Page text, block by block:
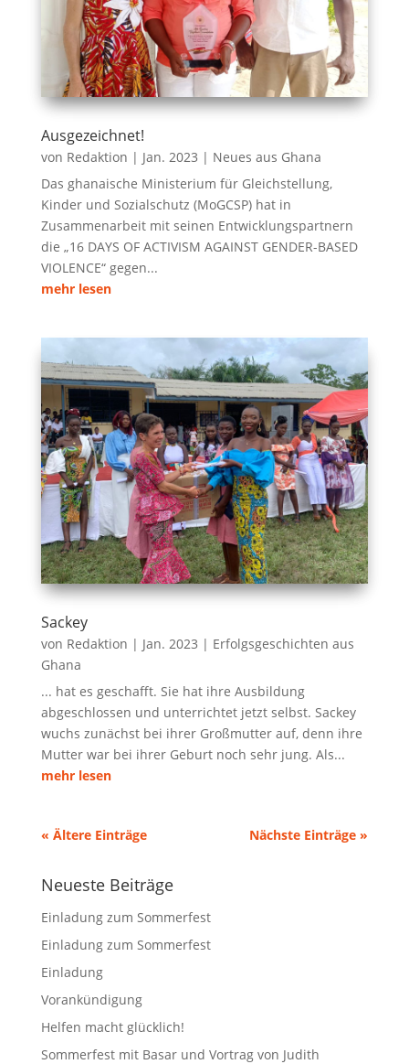
Ausgezeichnet!
von Redaktion | Jan. 2023 | Neues aus Ghana
Das ghanaische Ministerium für Gleichstellung,
Kinder und Sozialschutz (MoGCSP) hat in
Zusammenarbeit mit seinen Entwicklungspartnern
die „16 DAYS OF ACTIVISM AGAINST GENDER-BASED
VIOLENCE“ gegen...
mehr lesen
Sackey
von Redaktion | Jan. 2023 | Erfolgsgeschichten aus
Ghana
... hat es geschafft. Sie hat ihre Ausbildung
abgeschlossen und unterrichtet jetzt selbst. Sackey
wuchs zunächst bei ihrer Großmutter auf, denn ihre
Mutter war bei ihrer Geburt noch sehr jung. Als...
mehr lesen
« Ältere Einträge Nächste Einträge »
Neueste Beiträge
Einladung zum Sommerfest
Einladung zum Sommerfest
Einladung
Vorankündigung
Helfen macht glücklich!
Sommerfest mit Basar und Vortrag von Judith